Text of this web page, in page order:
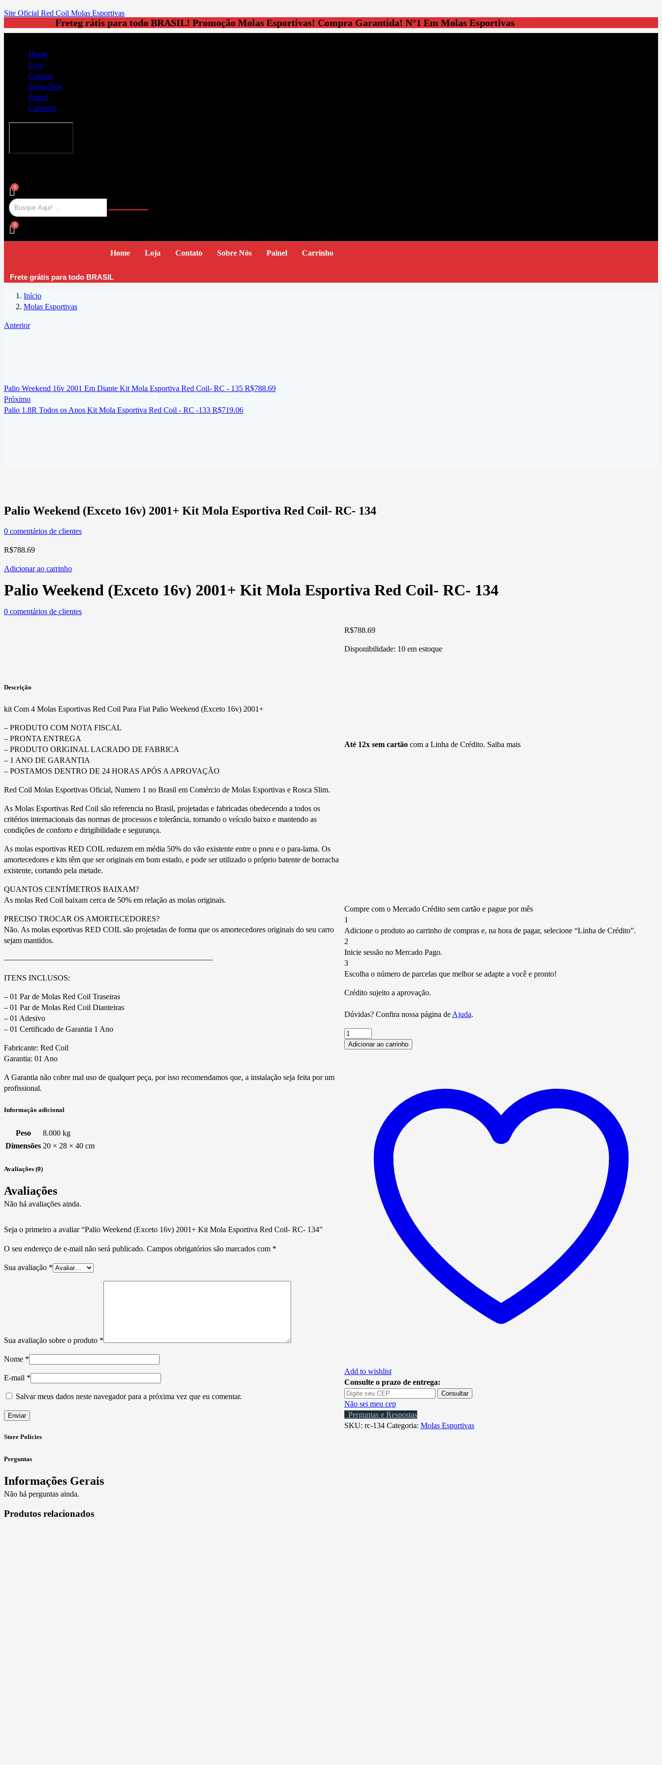
Site Oficial Red Coil Molas Esportivas
Freteg rátis para todo BRASIL! Promoção Molas Esportivas! Compra Garantida! N°1 Em Molas Esportivas
Home
Loja
Contato
Sobre Nós
Painel
Carrinho
Home Loja Contato Sobre Nós Painel Carrinho
Frete grátis para todo BRASIL
Início
Molas Esportivas
Anterior
Palio Weekend 16v 2001 Em Diante Kit Mola Esportiva Red Coil- RC - 135 R$788.69
Próximo
Palio 1.8R Todos os Anos Kit Mola Esportiva Red Coil - RC -133 R$719.06
Palio Weekend (Exceto 16v) 2001+ Kit Mola Esportiva Red Coil- RC- 134
0 comentários de clientes
R$788.69
Adicionar ao carrinho
Palio Weekend (Exceto 16v) 2001+ Kit Mola Esportiva Red Coil- RC- 134
0 comentários de clientes
R$788.69
Disponibilidade: 10 em estoque
Até 12x sem cartãocom a Linha de Crédito. Saiba mais
Compre com o Mercado Crédito sem cartão e pague por mês
1
Adicione o produto ao carrinho de compras e, na hora de pagar, selecione “Linha de Crédito”.
2
Inicie sessão no Mercado Pago.
3
Escolha o número de parcelas que melhor se adapte a você e pronto!
Crédito sujeito a aprovação.
Dúvidas? Confira nossa página de Ajuda.
Palio
Weekend
quantidade
Adicionar ao carrinho
Add to wishlist
Consulte o prazo de entrega:
Consultar
Não sei meu cep
Perguntas e Respostas
SKU: rc-134 Categoria: Molas Esportivas
Descrição
kit Com 4 Molas Esportivas Red Coil Para Fiat Palio Weekend (Exceto 16v) 2001+
– PRODUTO COM NOTA FISCAL
– PRONTA ENTREGA
– PRODUTO ORIGINAL LACRADO DE FABRICA
– 1 ANO DE GARANTIA
– POSTAMOS DENTRO DE 24 HORAS APÓS A APROVAÇÃO
Red Coil Molas Esportivas Oficial, Numero 1 no Brasil em Comércio de Molas Esportivas e Rosca Slim.
As Molas Esportivas Red Coil são referencia no Brasil, projetadas e fabricadas obedecendo a todos os
critérios internacionais das normas de processos e tolerância, tornando o veículo baixo e mantendo as
condições de conforto e dirigibilidade e segurança.
As molas esportivas RED COIL reduzem em média 50% do vão existente entre o pneu e o para-lama. Os
amortecedores e kits têm que ser originais em bom estado, e pode ser utilizado o próprio batente de borracha
existente, cortando pela metade.
QUANTOS CENTÍMETROS BAIXAM?
As molas Red Coil baixam cerca de 50% em relação as molas originais.
PRECISO TROCAR OS AMORTECEDORES?
Não. As molas esportivas RED COIL são projetadas de forma que os amortecedores originais do seu carro
sejam mantidos.
——————————————————————————–
ITENS INCLUSOS:
– 01 Par de Molas Red Coil Traseiras
– 01 Par de Molas Red Coil Dianteiras
– 01 Adesivo
– 01 Certificado de Garantia 1 Ano
Fabricante: Red Coil
Garantia: 01 Ano
A Garantia não cobre mal uso de qualquer peça, por isso recomendamos que, a instalação seja feita por um
profissional.
Informação adicional
Peso
8.000 kg
Dimensões 20 × 28 × 40 cm
Avaliações (0)
Avaliações
Não há avaliações ainda.
Seja o primeiro a avaliar “Palio Weekend (Exceto 16v) 2001+ Kit Mola Esportiva Red Coil- RC- 134”
O seu endereço de e-mail não será publicado. Campos obrigatórios são marcados com *
Sua avaliação *
Sua avaliação sobre o produto *
Nome *
E-mail *
Salvar meus dados neste navegador para a próxima vez que eu comentar.
Store Policies
Perguntas
Informações Gerais
Não há perguntas ainda.
Produtos relacionados